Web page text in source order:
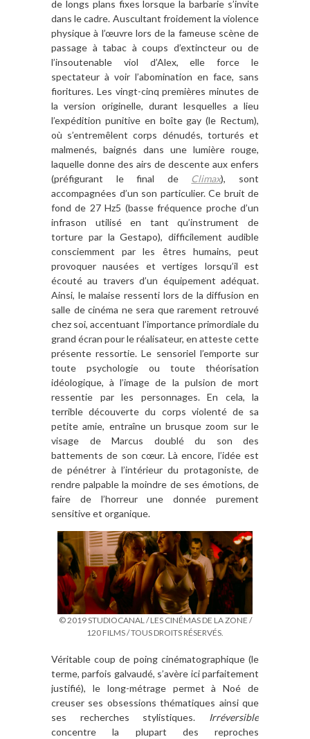
de longs plans fixes lorsque la barbarie s’invite
dans le cadre. Auscultant froidement la violence
physique à l’œuvre lors de la fameuse scène de
passage à tabac à coups d’extincteur ou de
l’insoutenable viol d’Alex, elle force le
spectateur à voir l’abomination en face, sans
fioritures. Les vingt-cinq premières minutes de
la version originelle, durant lesquelles a lieu
l’expédition punitive en boîte gay (le Rectum),
où s’entremêlent corps dénudés, torturés et
malmenés, baignés dans une lumière rouge,
laquelle donne des airs de descente aux enfers
(préfigurant le final de Climax), sont
accompagnées d’un son particulier. Ce bruit de
fond de 27 Hz5 (basse fréquence proche d’un
infrason utilisé en tant qu’instrument de
torture par la Gestapo), difficilement audible
consciemment par les êtres humains, peut
provoquer nausées et vertiges lorsqu’il est
écouté au travers d’un équipement adéquat.
Ainsi, le malaise ressenti lors de la diffusion en
salle de cinéma ne sera que rarement retrouvé
chez soi, accentuant l’importance primordiale du
grand écran pour le réalisateur, en atteste cette
présente ressortie. Le sensoriel l’emporte sur
toute psychologie ou toute théorisation
idéologique, à l’image de la pulsion de mort
ressentie par les personnages. En cela, la
terrible découverte du corps violenté de sa
petite amie, entraîne un brusque zoom sur le
visage de Marcus doublé du son des
battements de son cœur. Là encore, l’idée est
de pénétrer à l’intérieur du protagoniste, de
rendre palpable la moindre de ses émotions, de
faire de l’horreur une donnée purement
sensitive et organique.
© 2019 STUDIOCANAL / LES CINÉMAS DE LA ZONE /
120 FILMS / TOUS DROITS RÉSERVÉS.
Véritable coup de poing cinématographique (le
terme, parfois galvaudé, s’avère ici parfaitement
justifié), le long-métrage permet à Noé de
creuser ses obsessions thématiques ainsi que
ses recherches stylistiques. Irréversible
concentre la plupart des reproches